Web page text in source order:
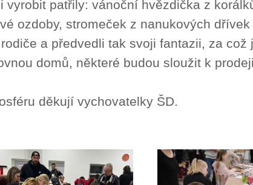
vyrobit patřily: vánoční hvězdička z
ozdoby, stromeček z nanukových
a předvedli tak svoji fantazii, za což
domů, některé budou sloužit k
děkují vychovatelky ŠD.